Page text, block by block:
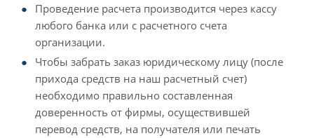
Проведение расчета производится через кассу
любого банка или с расчетного счета
организации.
Чтобы забрать заказ юридическому лицу (после
прихода средств на наш расчетный счет)
необходимо правильно составленная
доверенность от фирмы, осуществившей
перевод средств, на получателя или печать